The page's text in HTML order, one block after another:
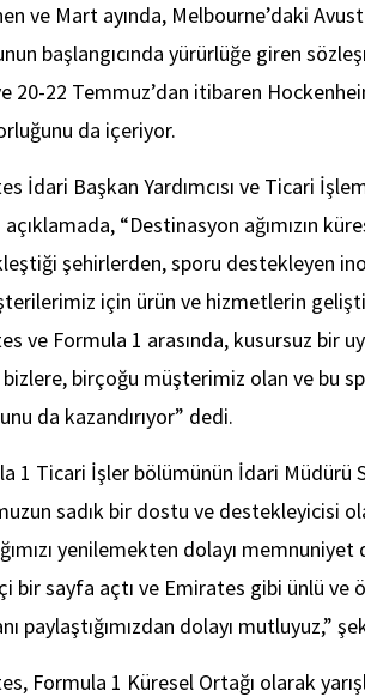
ve Mart ayında, Melbourne’daki
başlangıcında yürürlüğe giren
20-22 Temmuz’dan itibaren
da içeriyor.
İdari Başkan Yardımcısı ve Ticari
açıklamada, “Destinasyon ağımızın
şehirlerden, sporu destekleyen
için ürün ve hizmetlerin
ve Formula 1 arasında, kusursuz bir
bizlere, birçoğu müşterimiz olan ve bu
da kazandırıyor” dedi.
1 Ticari İşler bölümünün İdari Müdürü
sadık bir dostu ve destekleyicisi
yenilemekten dolayı
bir sayfa açtı ve Emirates gibi ünlü ve
paylaştığımızdan dolayı mutluyuz,”
Formula 1 Küresel Ortağı olarak